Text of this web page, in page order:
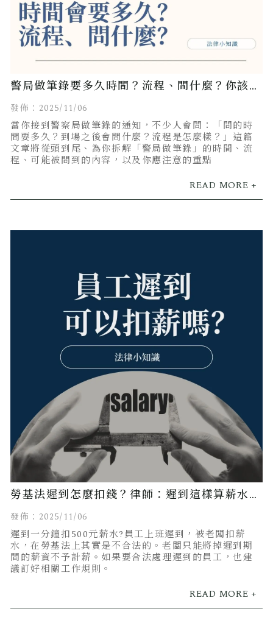
警局做筆錄要多久時間？流程、問什麼？你該知
道的完整指南
發佈：2025/11/06
當你接到警察局做筆錄的通知，不少人會問：「問的時
間要多久？到場之後會問什麼？流程是怎麼樣？」這篇
文章將從頭到尾、為你拆解「警局做筆錄」的時間、流
程、可能被問到的內容，以及你應注意的重點
勞基法遲到怎麼扣錢？律師：遲到這樣算薪水才
合法！
發佈：2025/11/06
遲到一分鐘扣500元薪水?員工上班遲到，被老闆扣薪
水，在勞基法上其實是不合法的。老闆只能將掉遲到期
間的薪資不予計薪。如果要合法處理遲到的員工，也建
議訂好相關工作規則。